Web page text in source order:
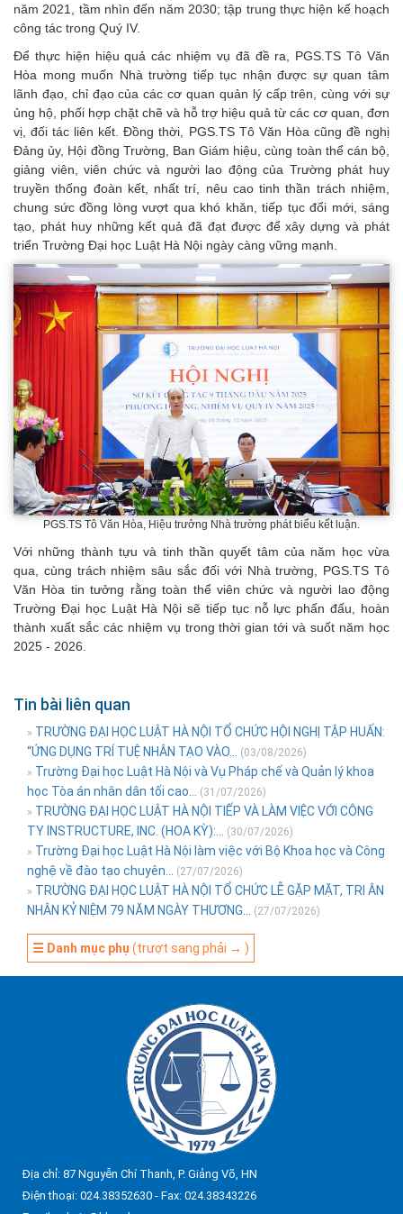
năm 2021, tầm nhìn đến năm 2030; tập trung thực hiện kế hoạch
công tác trong Quý IV.
Để thực hiện hiệu quả các nhiệm vụ đã đề ra, PGS.TS Tô Văn
Hòa mong muốn Nhà trường tiếp tục nhận được sự quan tâm
lãnh đạo, chỉ đạo của các cơ quan quản lý cấp trên, cùng với sự
ủng hộ, phối hợp chặt chẽ và hỗ trợ hiệu quả từ các cơ quan, đơn
vị, đối tác liên kết. Đồng thời, PGS.TS Tô Văn Hòa cũng đề nghị
Đảng ủy, Hội đồng Trường, Ban Giám hiệu, cùng toàn thể cán bộ,
giảng viên, viên chức và người lao động của Trường phát huy
truyền thống đoàn kết, nhất trí, nêu cao tinh thần trách nhiệm,
chung sức đồng lòng vượt qua khó khăn, tiếp tục đổi mới, sáng
tạo, phát huy những kết quả đã đạt được để xây dựng và phát
triển Trường Đại học Luật Hà Nội ngày càng vững mạnh.
PGS.TS Tô Văn Hòa, Hiệu trưởng Nhà trường phát biểu kết luận.
Với những thành tựu và tinh thần quyết tâm của năm học vừa
qua, cùng trách nhiệm sâu sắc đối với Nhà trường, PGS.TS Tô
Văn Hòa tin tưởng rằng toàn thể viên chức và người lao động
Trường Đại học Luật Hà Nội sẽ tiếp tục nỗ lực phấn đấu, hoàn
thành xuất sắc các nhiệm vụ trong thời gian tới và suốt năm học
2025 - 2026.
Tin bài liên quan
» TRƯỜNG ĐẠI HỌC LUẬT HÀ NỘI TỔ CHỨC HỘI NGHỊ TẬP HUẤN:
“ỨNG DỤNG TRÍ TUỆ NHÂN TẠO VÀO...
(03/08/2026)
» Trường Đại học Luật Hà Nội và Vụ Pháp chế và Quản lý khoa
học Tòa án nhân dân tối cao...
(31/07/2026)
» TRƯỜNG ĐẠI HỌC LUẬT HÀ NỘI TIẾP VÀ LÀM VIỆC VỚI CÔNG
TY INSTRUCTURE, INC. (HOA KỲ):...
(30/07/2026)
» Trường Đại học Luật Hà Nội làm việc với Bộ Khoa học và Công
nghệ về đào tạo chuyên...
(27/07/2026)
» TRƯỜNG ĐẠI HỌC LUẬT HÀ NỘI TỔ CHỨC LỄ GẶP MẶT, TRI ÂN
NHÂN KỶ NIỆM 79 NĂM NGÀY THƯƠNG...
(27/07/2026)
☰ Danh mục phụ (trượt sang phải → )
Địa chỉ: 87 Nguyễn Chí Thanh, P. Giảng Võ, HN
Điện thoại: 024.38352630 - Fax: 024.38343226